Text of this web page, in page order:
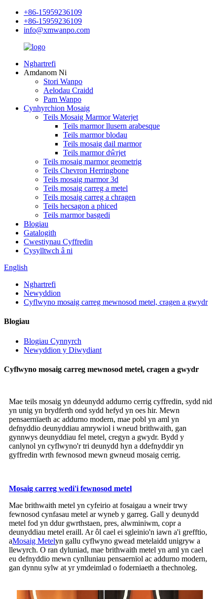
+86-15959236109
+86-15959236109
info@xmwanpo.com
Nghartrefi
Amdanom Ni
Stori Wanpo
Aelodau Craidd
Pam Wanpo
Cynhyrchion Mosaig
Teils Mosaig Marmor Waterjet
Teils marmor llusern arabesque
Teils marmor blodau
Teils mosaig dail marmor
Teils marmor dŵrjet
Teils mosaig marmor geometrig
Teils Chevron Herringbone
Teils mosaig marmor 3d
Teils mosaig carreg a metel
Teils mosaig carreg a chragen
Teils hecsagon a phiced
Teils marmor basgedi
Blogiau
Gatalogith
Cwestiynau Cyffredin
Cysylltwch â ni
English
Nghartrefi
Newyddion
Cyflwyno mosaig carreg mewnosod metel, cragen a gwydr
Blogiau
Blogiau Cynnyrch
Newyddion y Diwydiant
Cyflwyno mosaig carreg mewnosod metel, cragen a gwydr
Mae teils mosaig yn ddeunydd addurno cerrig cyffredin, sydd nid
yn unig yn brydferth ond sydd hefyd yn oes hir. Mewn
pensaernïaeth ac addurno modern, mae pobl yn aml yn
defnyddio deunyddiau amrywiol i wneud brithwaith, gan
gynnwys deunyddiau fel metel, cregyn a gwydr. Bydd y
canlynol yn cyflwyno'r tri deunydd hyn a ddefnyddir yn
gyffredin wrth fewnosod mewn gwneud mosaig cerrig.
Mosaig carreg wedi'i fewnosod metel
Mae brithwaith metel yn cyfeirio at fosaigau a wneir trwy
fewnosod cynfasau metel ar wyneb y garreg. Gall y deunydd
metel fod yn ddur gwrthstaen, pres, alwminiwm, copr a
deunyddiau metel eraill. Ar ôl cael ei sgleinio'n iawn a'i grefftio,
aMosaig Metelyn gallu cyflwyno gwead metelaidd unigryw a
llewyrch. O ran dyluniad, mae brithwaith metel yn aml yn cael
eu defnyddio mewn cynlluniau pensaernïol ac addurno modern,
gan dynnu sylw at yr ymdeimlad o foderniaeth a thechnoleg.